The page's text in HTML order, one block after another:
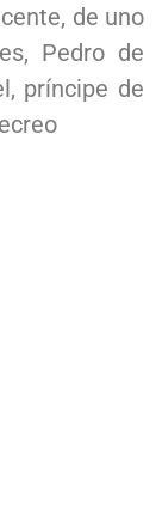
de uno
Pedro de
príncipe de